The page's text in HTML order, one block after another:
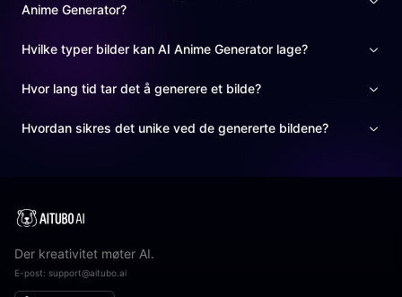
Anime Generator?
Hvilke typer bilder kan AI Anime Generator lage?
Hvor lang tid tar det å generere et bilde?
Hvordan sikres det unike ved de genererte bildene?
Der kreativitet møter AI.
E-post: support@aitubo.ai